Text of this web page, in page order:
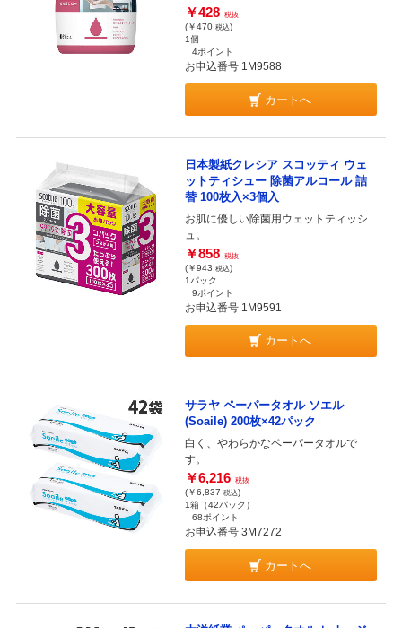
￥428 税抜
(￥470 税込)
1個
4ポイント
お申込番号 1M9588
カートへ
日本製紙クレシア スコッティ ウェ
ットティシュー 除菌アルコール 詰
替 100枚入×3個入
お肌に優しい除菌用ウェットティッシ
ュ。
￥858 税抜
(￥943 税込)
1パック
9ポイント
お申込番号 1M9591
カートへ
サラヤ ペーパータオル ソエル
(Soaile) 200枚×42パック
白く、やわらかなペーパータオルで
す。
￥6,216 税抜
(￥6,837 税込)
1箱（42パック）
68ポイント
お申込番号 3M7272
カートへ